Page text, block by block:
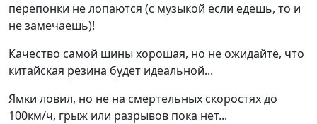
перепонки не лопаются (с музыкой если едешь, то и
не замечаешь)!
Качество самой шины хорошая, но не ожидайте, что
китайская резина будет идеальной...
Ямки ловил, но не на смертельных скоростях до
100км/ч, грыж или разрывов пока нет...